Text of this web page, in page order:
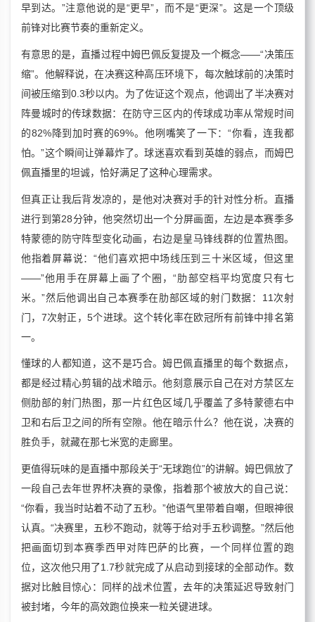
早到达。”注意他说的是“更早”，而不是“更深”。这是一个顶级
前锋对比赛节奏的重新定义。
有意思的是，直播过程中姆巴佩反复提及一个概念——“决策压
缩”。他解释说，在决赛这种高压环境下，每次触球前的决策时
间被压缩到0.3秒以内。为了佐证这个观点，他调出了半决赛对
阵曼城时的传球数据：在防守三区内的传球成功率从常规时间
的82%降到加时赛的69%。他咧嘴笑了一下：“你看，连我都
怕。”这个瞬间让弹幕炸了。球迷喜欢看到英雄的弱点，而姆巴
佩直播里的坦诚，恰好满足了这种心理需求。
但真正让我后背发凉的，是他对决赛对手的针对性分析。直播
进行到第28分钟，他突然切出一个分屏画面，左边是本赛季多
特蒙德的防守阵型变化动画，右边是皇马锋线群的位置热图。
他指着屏幕说：“他们喜欢把中场线压到三十米区域，但这里
——”他用手在屏幕上画了个圈，“肋部空档平均宽度只有七
米。”然后他调出自己本赛季在肋部区域的射门数据：11次射
门，7次射正，5个进球。这个转化率在欧冠所有前锋中排名第
一。
懂球的人都知道，这不是巧合。姆巴佩直播里的每个数据点，
都是经过精心剪辑的战术暗示。他刻意展示自己在对方禁区左
侧肋部的射门热图，那一片红色区域几乎覆盖了多特蒙德右中
卫和右后卫之间的所有空隙。他在暗示什么？他在说，决赛的
胜负手，就藏在那七米宽的走廊里。
更值得玩味的是直播中那段关于“无球跑位”的讲解。姆巴佩放了
一段自己去年世界杯决赛的录像，指着那个被放大的自己说：
“你看，我当时站着不动了五秒。”他语气里带着自嘲，但眼神很
认真。“决赛里，五秒不跑动，就等于给对手五秒调整。”然后他
把画面切到本赛季西甲对阵巴萨的比赛，一个同样位置的跑
位，这次他只用了1.7秒就完成了从启动到接球的全部动作。数
据对比触目惊心：同样的战术位置，去年的决策延迟导致射门
被封堵，今年的高效跑位换来一粒关键进球。